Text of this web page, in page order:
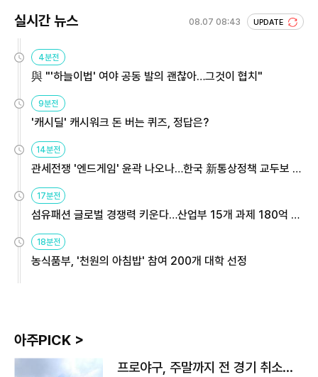
실시간 뉴스 08.07 08:43 UPDATE
4분전
與 "'하늘이법' 여야 공동 발의 괜찮아…그것이 협치"
9분전
'캐시딜' 캐시워크 돈 버는 퀴즈, 정답은?
14분전
관세전쟁 '엔드게임' 윤곽 나오나…한국 新통상정책 교두보 활
용해야
17분전
섬유패션 글로벌 경쟁력 키운다…산업부 15개 과제 180억 지
원
18분전
농식품부, '천원의 아침밥' 참여 200개 대학 선정
아주PICK >
프로야구, 주말까지 전 경기 취소…